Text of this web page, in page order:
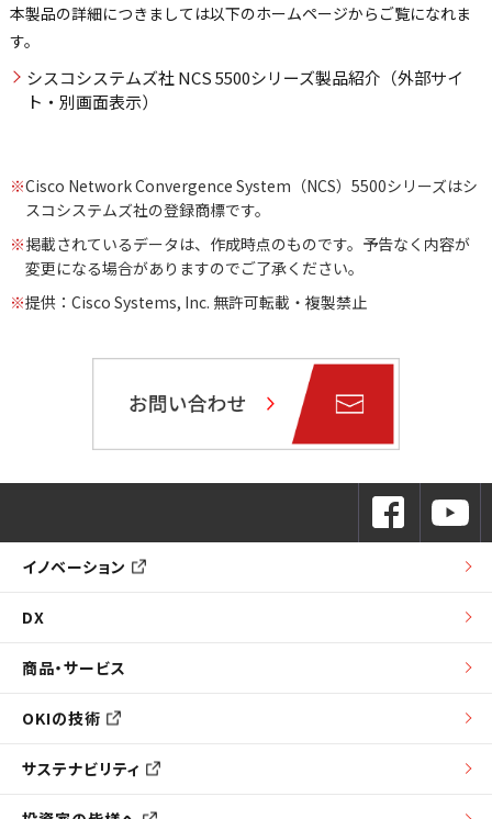
本製品の詳細につきましては以下のホームページからご覧になれま
す。
シスコシステムズ社 NCS 5500シリーズ製品紹介（外部サイ
ト・別画面表示）
※Cisco Network Convergence System（NCS）5500シリーズはシ
スコシステムズ社の登録商標です。
※掲載されているデータは、作成時点のものです。予告なく内容が
変更になる場合がありますのでご了承ください。
※提供：Cisco Systems, Inc. 無許可転載・複製禁止
イノベーション
DX
商品・サービス
OKIの技術
サステナビリティ